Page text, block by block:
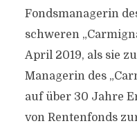
Fondsmanagerin
schweren
April 2019, als sie
Managerin des
auf über 30 Jahre
von Rentenfonds